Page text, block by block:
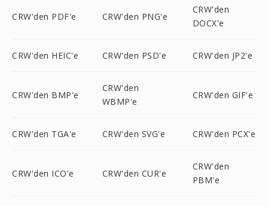
CRW'den PDF'e CRW'den PNG'e
CRW'den
DOCX'e
CRW'den HEIC'e CRW'den PSD'e CRW'den JP2'e
CRW'den BMP'e
CRW'den
WBMP'e
CRW'den GIF'e
CRW'den TGA'e CRW'den SVG'e CRW'den PCX'e
CRW'den ICO'e CRW'den CUR'e
CRW'den
PBM'e